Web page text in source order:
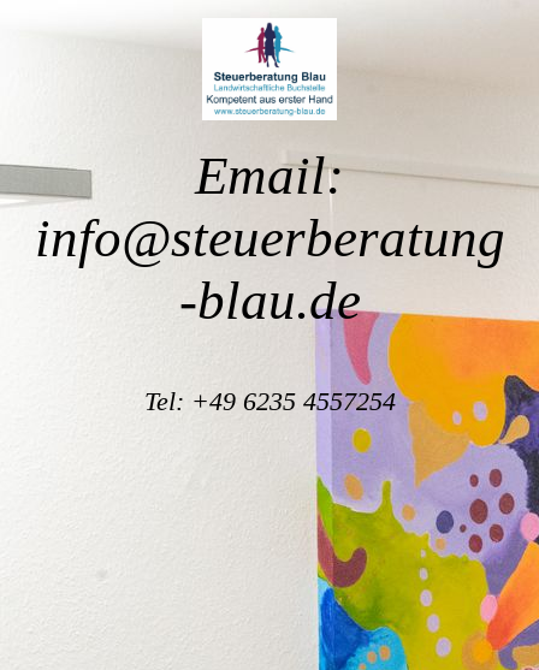
Email:
info@steuerberatung
-blau.de
Tel: +49 6235 4557254